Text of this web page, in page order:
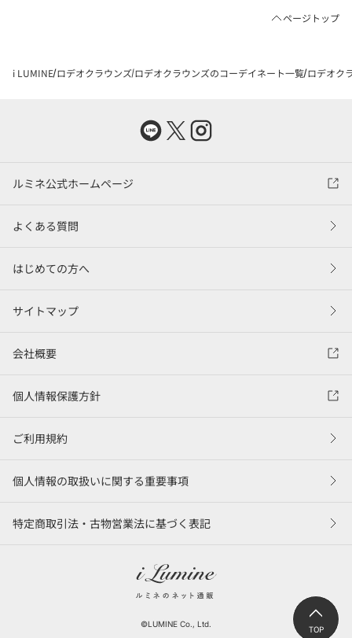
TOP
ページトップ
i LUMINE ロデオクラウンズ ロデオクラウンズのコーデイネート一覧 ロデオク
ルミネ公式ホームページ
よくある質問
はじめての方へ
サイトマップ
会社概要
個人情報保護方針
ご利用規約
個人情報の取扱いに関する重要事項
特定商取引法・古物営業法に基づく表記
©LUMINE Co., Ltd.